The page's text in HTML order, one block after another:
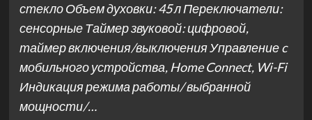
стекло Объем духовки: 45 л Переключатели:
сенсорные Таймер звуковой: цифровой,
таймер включения/выключения Управление c
мобильного устройства, Home Connect, Wi-Fi
Индикация режима работы/ выбранной
мощности/…